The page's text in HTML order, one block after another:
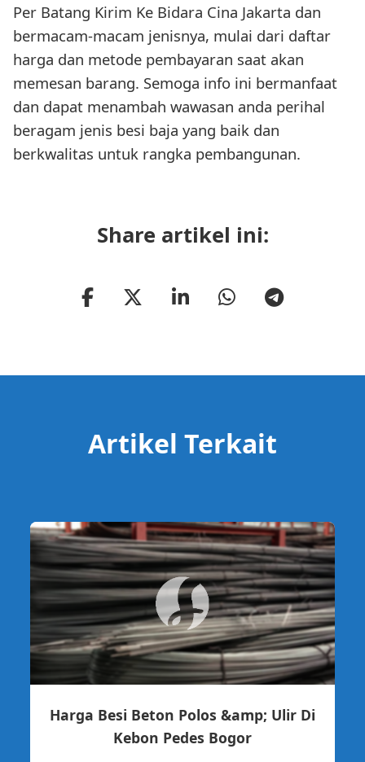
Per Batang Kirim Ke Bidara Cina Jakarta dan
bermacam-macam jenisnya, mulai dari daftar
harga dan metode pembayaran saat akan
memesan barang. Semoga info ini bermanfaat
dan dapat menambah wawasan anda perihal
beragam jenis besi baja yang baik dan
berkwalitas untuk rangka pembangunan.
Share artikel ini:
Artikel Terkait
Harga Besi Beton Polos &amp; Ulir Di
Kebon Pedes Bogor